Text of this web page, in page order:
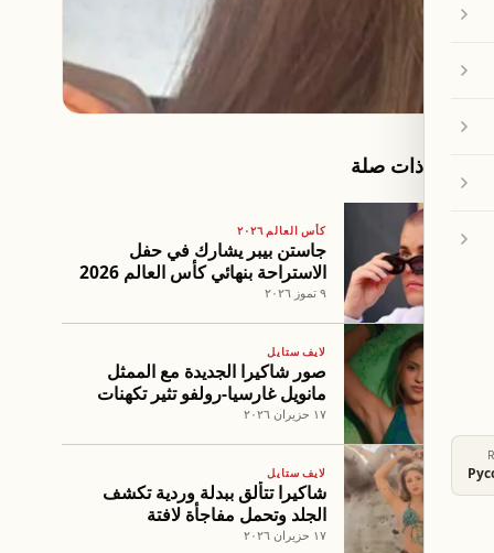
مقالات ذات صلة
كأس العالم ٢٠٢٦
جاستن بيبر يشارك في حفل
الاستراحة بنهائي كأس العالم 2026
مع نجوم عالميين
٩ تموز ٢٠٢٦
لايف ستايل
صور شاكيرا الجديدة مع الممثل
مانويل غارسيا-رولفو تثير تكهنات
المعجبين
١٧ حزيران ٢٠٢٦
لايف ستايل
شاكيرا تتألق ببدلة وردية تكشف
الجلد وتحمل مفاجأة لافتة
١٧ حزيران ٢٠٢٦